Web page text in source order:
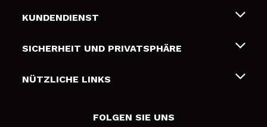
Über uns
Geschenkkarten
KUNDENDIENST
Liefer- und Versandkosten
Zahlung
SICHERHEIT UND PRIVATSPHÄRE
Bedingungen und Datenschutz
NÜTZLICHE LINKS
FOLGEN SIE UNS